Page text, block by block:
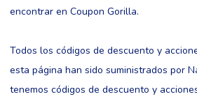
encontrar en Coupon Gorilla.
Todos los códigos de descuento y
esta página han sido suministrados por
tenemos códigos de descuento y